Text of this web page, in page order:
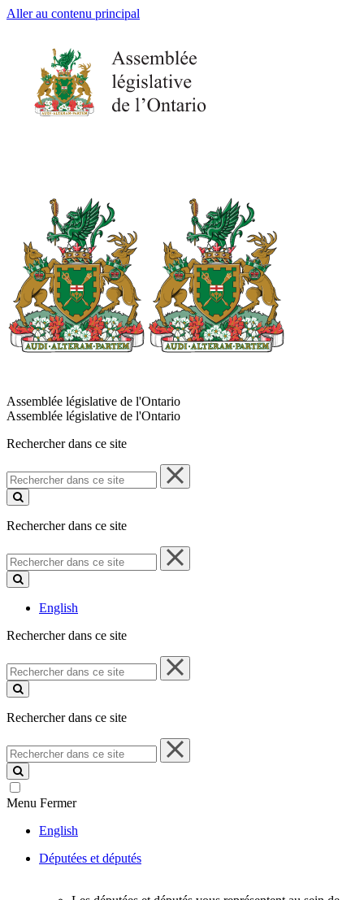
Aller au contenu principal
Assemblée législative de l'Ontario
Assemblée législative de l'Ontario
Rechercher dans ce site
Rechercher
dans
ce
Rechercher dans ce site
Rechercher
dans
ce
English
Rechercher dans ce site
Rechercher
dans
ce
Rechercher dans ce site
Rechercher
dans
ce
site
Menu Fermer
English
Députées et députés